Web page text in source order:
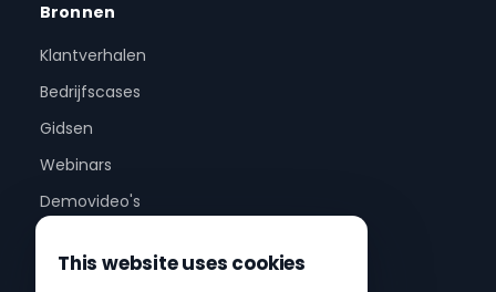
Bronnen
Klantverhalen
Bedrijfscases
Gidsen
Webinars
Demovideo's
Bedrijf
This website uses cookies